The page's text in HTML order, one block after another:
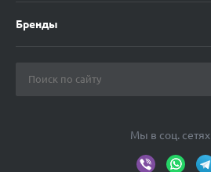
Бренды
Мы в соц. сетях